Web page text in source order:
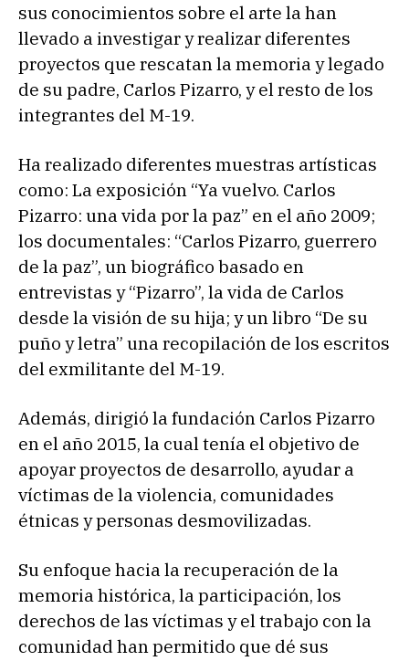
sus conocimientos sobre el arte la han
llevado a investigar y realizar diferentes
proyectos que rescatan la memoria y legado
de su padre, Carlos Pizarro, y el resto de los
integrantes del M-19.
Ha realizado diferentes muestras artísticas
como: La exposición “Ya vuelvo. Carlos
Pizarro: una vida por la paz” en el año 2009;
los documentales: “Carlos Pizarro, guerrero
de la paz”, un biográfico basado en
entrevistas y “Pizarro”, la vida de Carlos
desde la visión de su hija; y un libro “De su
puño y letra” una recopilación de los escritos
del exmilitante del M-19.
Además, dirigió la fundación Carlos Pizarro
en el año 2015, la cual tenía el objetivo de
apoyar proyectos de desarrollo, ayudar a
víctimas de la violencia, comunidades
étnicas y personas desmovilizadas.
Su enfoque hacia la recuperación de la
memoria histórica, la participación, los
derechos de las víctimas y el trabajo con la
comunidad han permitido que dé sus